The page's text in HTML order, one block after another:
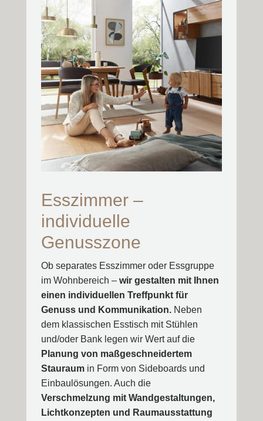
Esszimmer –
individuelle
Genusszone
Ob separates Esszimmer oder Essgruppe
im Wohnbereich – wir gestalten mit Ihnen
einen individuellen Treffpunkt für
Genuss und Kommunikation. Neben
dem klassischen Esstisch mit Stühlen
und/oder Bank legen wir Wert auf die
Planung von maßgeschneidertem
Stauraum in Form von Sideboards und
Einbaulösungen. Auch die
Verschmelzung mit Wandgestaltungen,
Lichtkonzepten und Raumausstattung